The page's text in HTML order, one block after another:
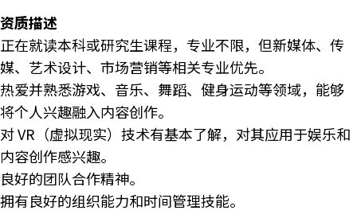
资质描述
正在就读本科或研究生课程，专业不限，但新媒体、传
媒、艺术设计、市场营销等相关专业优先。
热爱并熟悉游戏、音乐、舞蹈、健身运动等领域，能够
将个人兴趣融入内容创作。
对 VR（虚拟现实）技术有基本了解，对其应用于娱乐和
内容创作感兴趣。
良好的团队合作精神。
拥有良好的组织能力和时间管理技能。